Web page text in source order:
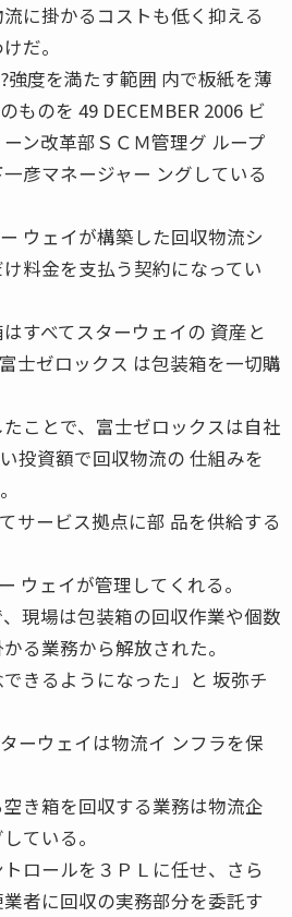
に掛かるコストも低く抑える
だ。
強度を満たす範囲 内で板紙を薄
ものを 49 DECEMBER 2006 ビ
ン改革部ＳＣＭ管理グ ループ
彦マネージャー ングしている
ウェイが構築した回収物流シ
料金を支払う契約になってい
すべてスターウェイの 資産と
士ゼロックス は包装箱を一切購
ことで、富士ゼロックスは自社
投資額で回収物流の 仕組みを
サービス拠点に部 品を供給する
ウェイが管理してくれる。
現場は包装箱の回収作業や個数
る業務から解放された。
きるようになった」と 坂弥チ
ーウェイは物流イ ンフラを保
き箱を回収する業務は物流企
ている。
ロールを３ＰＬに任せ、さら
者に回収の実務部分を委託す